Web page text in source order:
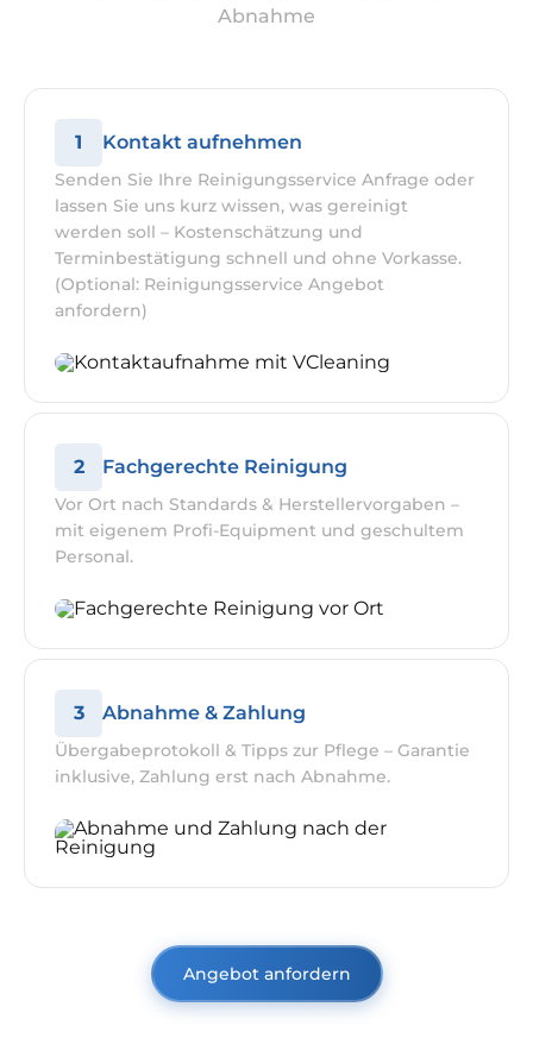
Abnahme
1 Kontakt aufnehmen
Senden Sie Ihre Reinigungsservice Anfrage oder
lassen Sie uns kurz wissen, was gereinigt
werden soll – Kostenschätzung und
Terminbestätigung schnell und ohne Vorkasse.
(Optional: Reinigungsservice Angebot
anfordern)
2 Fachgerechte Reinigung
Vor Ort nach Standards & Herstellervorgaben –
mit eigenem Profi-Equipment und geschultem
Personal.
3 Abnahme & Zahlung
Übergabeprotokoll & Tipps zur Pflege – Garantie
inklusive, Zahlung erst nach Abnahme.
Angebot anfordern